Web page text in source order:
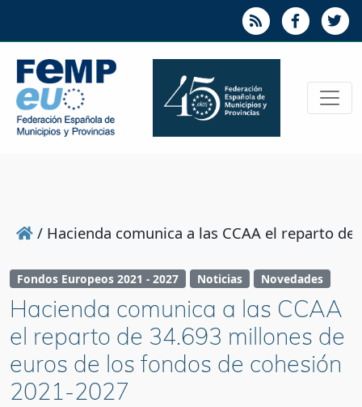
/ Hacienda comunica a las CCAA el reparto
Fondos Europeos 2021 - 2027 Noticias Novedades
Hacienda comunica a las CCAA
el reparto de 34.693 millones de
euros de los fondos de cohesión
2021-2027